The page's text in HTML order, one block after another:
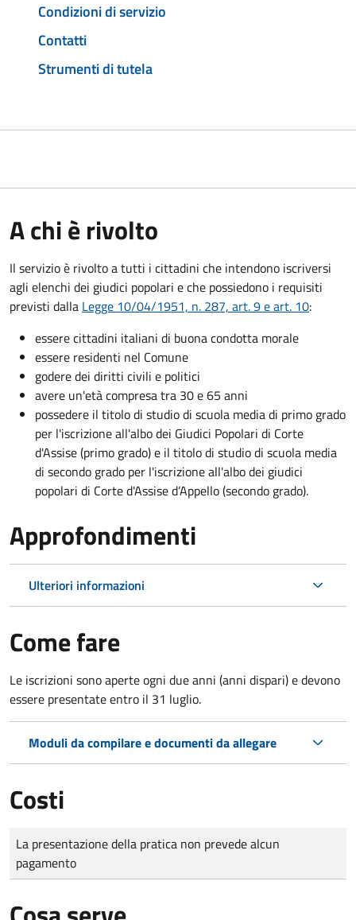
Condizioni di servizio
Contatti
Strumenti di tutela
A chi è rivolto
Il servizio è rivolto a tutti i cittadini che intendono iscriversi
agli elenchi dei giudici popolari e che possiedono i requisiti
previsti dalla Legge 10/04/1951, n. 287, art. 9 e art. 10:
essere cittadini italiani di buona condotta morale
essere residenti nel Comune
godere dei diritti civili e politici
avere un'età compresa tra 30 e 65 anni
possedere il titolo di studio di scuola media di primo grado
per l'iscrizione all'albo dei Giudici Popolari di Corte
d'Assise (primo grado) e il titolo di studio di scuola media
di secondo grado per l'iscrizione all'albo dei giudici
popolari di Corte d'Assise d’Appello (secondo grado).
Approfondimenti
Ulteriori informazioni
Come fare
Le iscrizioni sono aperte ogni due anni (anni dispari) e devono
essere presentate entro il 31 luglio.
Moduli da compilare e documenti da allegare
Costi
Tipo di pagamento
Importo
La presentazione della pratica non prevede alcun
pagamento